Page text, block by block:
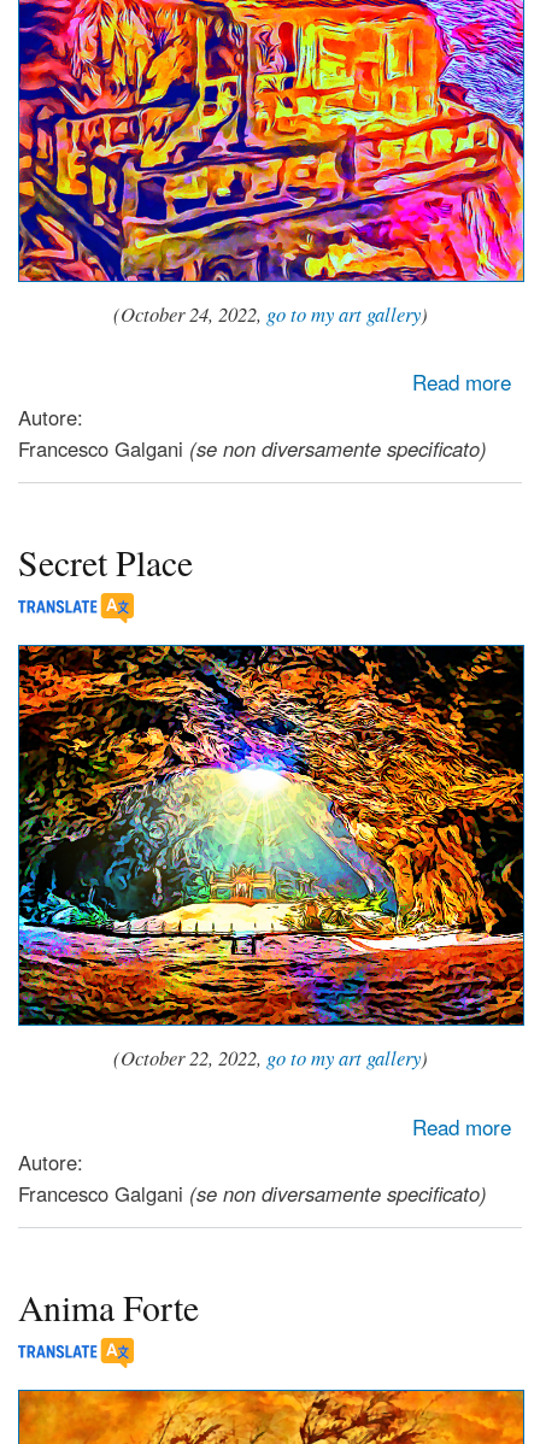
(October 24, 2022, go to my art gallery)
Read more
Autore:
Francesco Galgani (se non diversamente specificato)
Secret Place
(October 22, 2022, go to my art gallery)
Read more
Autore:
Francesco Galgani (se non diversamente specificato)
Anima Forte